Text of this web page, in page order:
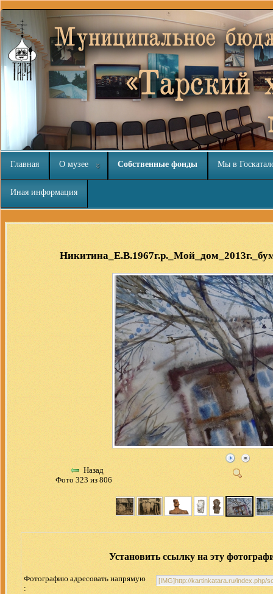
Главная О музее Собственные фонды Мы в
Иная информация
Назад
Фото 323 из 806
Установить ссылку на эту
Фотографию адресовать напрямую
: